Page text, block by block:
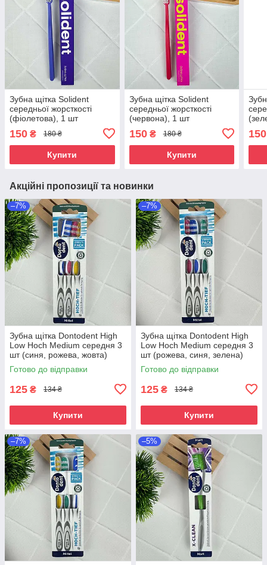
Зубна щітка Solident
середньої жорсткості
(фіолетова), 1 шт
150 ₴ 180 ₴
Купити
Зубна щітка Solident
середньої жорсткості
(червона), 1 шт
150₴ 180 ₴
Купити
150
Акційні пропозиції та новинки
–7%
Зубна щітка Dontodent High
Low Hoch Medium середня 3
шт (синя, рожева, жовта)
Готово до відправки
125 ₴ 134 ₴
Купити
–7%
Зубна щітка Dontodent High
Low Hoch Medium середня 3
шт (рожева, синя, зелена)
Готово до відправки
125 ₴ 134 ₴
Купити
–7% –5%